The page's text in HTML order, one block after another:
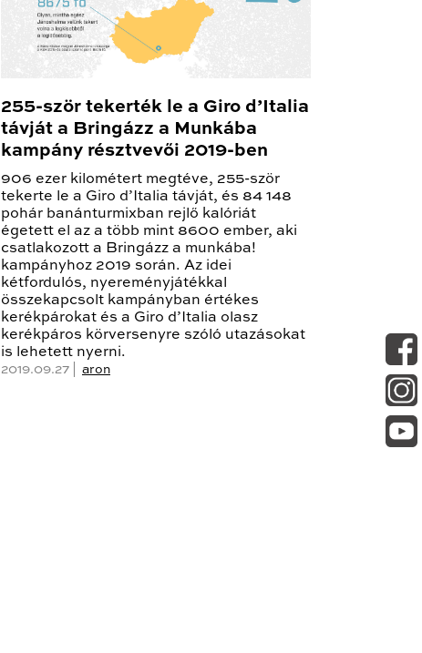
255-ször tekerték le a Giro d’Italia
távját a Bringázz a Munkába
kampány résztvevői 2019-ben
906 ezer kilométert megtéve, 255-ször
tekerte le a Giro d’Italia távját, és 84 148
pohár banánturmixban rejlő kalóriát
égetett el az a több mint 8600 ember, aki
csatlakozott a Bringázz a munkába!
kampányhoz 2019 során. Az idei
kétfordulós, nyereményjátékkal
összekapcsolt kampányban értékes
kerékpárokat és a Giro d’Italia olasz
kerékpáros körversenyre szóló utazásokat
is lehetett nyerni.
2019.09.27 | aron